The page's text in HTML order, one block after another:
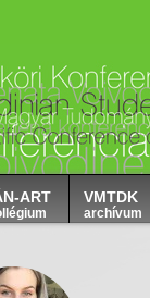
ART VMTDK
archívum